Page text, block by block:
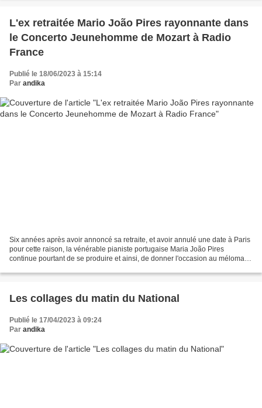
L'ex retraitée Mario João Pires rayonnante dans
le Concerto Jeunehomme de Mozart à Radio
France
Publié le 18/06/2023 à 15:14
Par andika
Six années après avoir annoncé sa retraite, et avoir annulé une date à Paris
pour cette raison, la vénérable pianiste portugaise Maria João Pires
continue pourtant de se produire et ainsi, de donner l'occasion au mélomane
Les collages du matin du National
Publié le 17/04/2023 à 09:24
Par andika